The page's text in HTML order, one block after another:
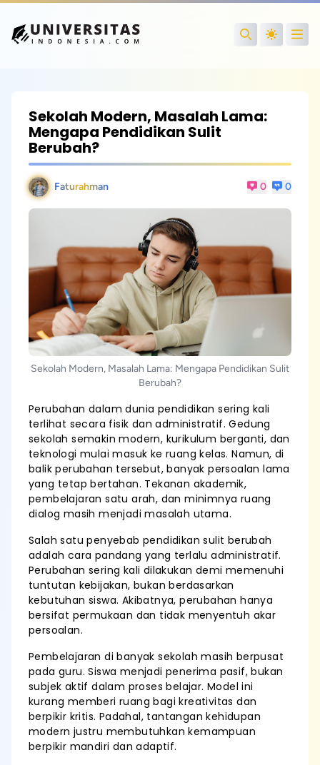
Search
Sekolah Modern, Masalah Lama:
Mengapa Pendidikan Sulit
Berubah?
Faturahman 0 0
Sekolah Modern, Masalah Lama: Mengapa Pendidikan Sulit
Berubah?
Perubahan dalam dunia pendidikan sering kali
terlihat secara fisik dan administratif. Gedung
sekolah semakin modern, kurikulum berganti, dan
teknologi mulai masuk ke ruang kelas. Namun, di
balik perubahan tersebut, banyak persoalan lama
yang tetap bertahan. Tekanan akademik,
pembelajaran satu arah, dan minimnya ruang
dialog masih menjadi masalah utama.
Salah satu penyebab pendidikan sulit berubah
adalah cara pandang yang terlalu administratif.
Perubahan sering kali dilakukan demi memenuhi
tuntutan kebijakan, bukan berdasarkan
kebutuhan siswa. Akibatnya, perubahan hanya
bersifat permukaan dan tidak menyentuh akar
persoalan.
Pembelajaran di banyak sekolah masih berpusat
pada guru. Siswa menjadi penerima pasif, bukan
subjek aktif dalam proses belajar. Model ini
kurang memberi ruang bagi kreativitas dan
berpikir kritis. Padahal, tantangan kehidupan
modern justru membutuhkan kemampuan
berpikir mandiri dan adaptif.